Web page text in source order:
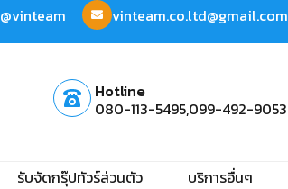
@vinteam vinteam.co.ltd@gmail.com
Hotline
080-113-5495,099-492-9053
รับจัดกรุ๊ปทัวร์ส่วนตัว บริการอื่นๆ